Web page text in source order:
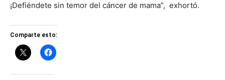
¡Defiéndete sin temor del cáncer de mama”, exhortó.
Comparte esto: